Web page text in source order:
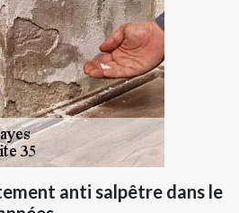
anti salpêtre dans le